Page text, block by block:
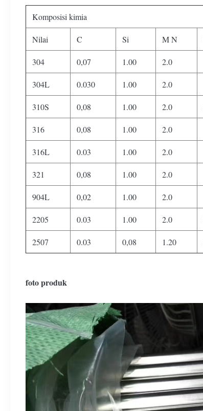
Komposisi kimia
Nilai C Si M N
304 0,07 1.00 2.0
304L 0.030 1.00 2.0
310S 0,08 1.00 2.0
316 0,08 1.00 2.0
316L 0.03 1.00 2.0
321 0,08 1.00 2.0
904L 0,02 1.00 2.0
2205 0.03 1.00 2.0
2507 0.03 0,08 1.20
foto produk